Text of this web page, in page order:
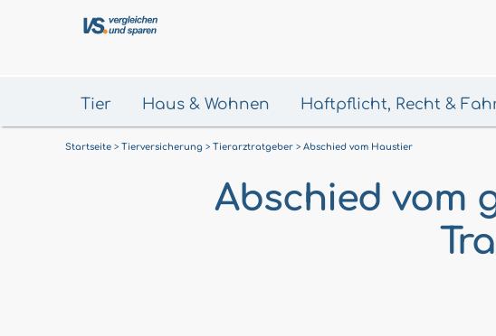
Tier Haus & Wohnen Haftpflicht, Recht &
Startseite Tierversicherung Tierarztratgeber Abschied vom Haustier
Abschied vom